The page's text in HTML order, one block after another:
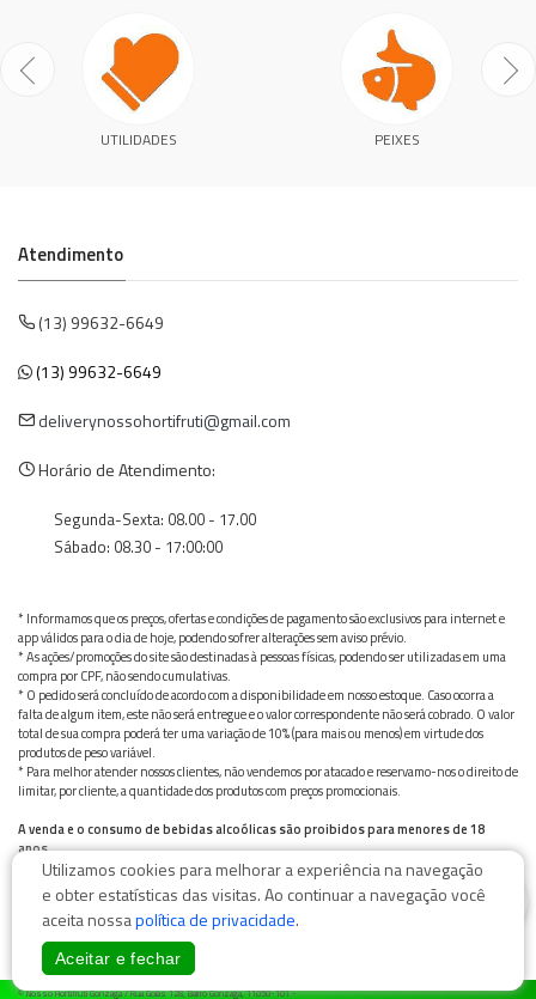
UTILIDADES PEIXES
Atendimento
(13) 99632-6649
(13) 99632-6649
deliverynossohortifruti@gmail.com
Horário de Atendimento:
Segunda-Sexta: 08.00 - 17.00
Sábado: 08.30 - 17:00:00
* Informamos que os preços, ofertas e condições de pagamento são exclusivos para internet e
app válidos para o dia de hoje, podendo sofrer alterações sem aviso prévio.
* As ações/promoções do site são destinadas à pessoas físicas, podendo ser utilizadas em uma
compra por CPF, não sendo cumulativas.
* O pedido será concluído de acordo com a disponibilidade em nosso estoque. Caso ocorra a
falta de algum item, este não será entregue e o valor correspondente não será cobrado. O valor
total de sua compra poderá ter uma variação de 10% (para mais ou menos) em virtude dos
produtos de peso variável.
* Para melhor atender nossos clientes, não vendemos por atacado e reservamo-nos o direito de
limitar, por cliente, a quantidade dos produtos com preços promocionais.
A venda e o consumo de bebidas alcoólicas são proibidos para menores de 18
anos.
Bebida alcoólica pode causar dependência química e, em excesso, provoca graves males à saúde.
Beba com moderação
© Nosso Hortifruti Gonzaga / Rua Goiás 128, Bairro Gonzaga, 11050-101 -
Utilizamos cookies para melhorar a experiência na navegação
e obter estatísticas das visitas. Ao continuar a navegação você
aceita nossapolítica de privacidade.
Aceitar e fechar